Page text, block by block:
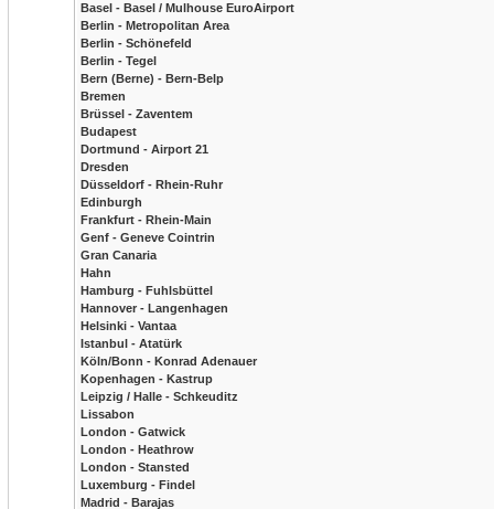
Basel - Basel / Mulhouse EuroAirport
Berlin - Metropolitan Area
Berlin - Schönefeld
Berlin - Tegel
Bern (Berne) - Bern-Belp
Bremen
Brüssel - Zaventem
Budapest
Dortmund - Airport 21
Dresden
Düsseldorf - Rhein-Ruhr
Edinburgh
Frankfurt - Rhein-Main
Genf - Geneve Cointrin
Gran Canaria
Hahn
Hamburg - Fuhlsbüttel
Hannover - Langenhagen
Helsinki - Vantaa
Istanbul - Atatürk
Köln/Bonn - Konrad Adenauer
Kopenhagen - Kastrup
Leipzig / Halle - Schkeuditz
Lissabon
London - Gatwick
London - Heathrow
London - Stansted
Luxemburg - Findel
Madrid - Barajas